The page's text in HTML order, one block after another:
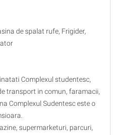
de spalat rufe, Frigider,
Complexul studentesc,
transport in comun, faramacii,
Complexul Sudentesc este o
supermarketuri, parcuri,